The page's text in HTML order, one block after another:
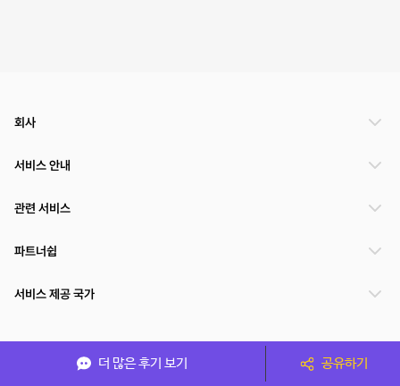
더 많은 후기 보기 공유하기
회사
서비스 안내
관련 서비스
파트너쉽
서비스 제공 국가
(주)NSPACE 사업자정보